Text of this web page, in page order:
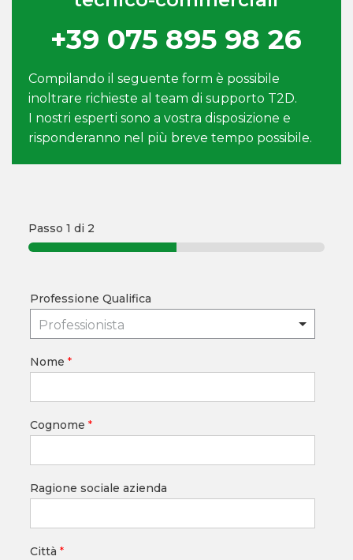
+39 075 895 98 26
Compilando il seguente form è possibile
inoltrare richieste al team di supporto T2D.
I nostri esperti sono a vostra disposizione e
risponderanno nel più breve tempo possibile.
Passo 1 di 2
Professione Qualifica
Professionista
Nome *
Cognome *
Ragione sociale azienda
Città *